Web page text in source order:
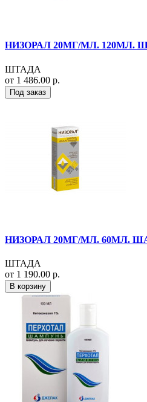
НИЗОРАЛ 20МГ/МЛ. 120МЛ.
ШТАДА
от 1 486.00 р.
Под заказ
НИЗОРАЛ 20МГ/МЛ. 60МЛ.
ШТАДА
от 1 190.00 р.
В корзину